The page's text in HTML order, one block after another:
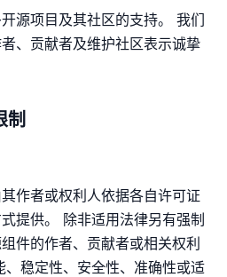
源项目及其社区的支持。 我们
、贡献者及维护社区表示诚挚
制
作者或权利人依据各自许可证
式提供。 除非适用法律另有强制
件的作者、贡献者或相关权利
稳定性、安全性、准确性或适